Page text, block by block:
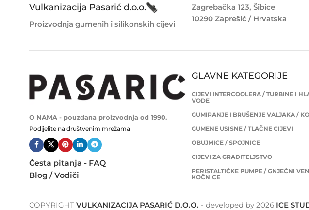
Vulkanizacija Pasarić d.o.o.
Proizvodnja gumenih i silikonskih cijevi
Zagrebačka 123, Šibice
10290 Zaprešić / Hrvatska
O NAMA - pouzdana proizvodnja od 1990.
Podijelite na društvenim mrežama
Česta pitanja - FAQ
Blog / Vodiči
GLAVNE KATEGORIJE
CIJEVI INTERCOOLERA / TURBINE I
VODE
GUMIRANJE I BRUŠENJE VALJAKA /
GUMENE USISNE / TLAČNE CIJEVI
OBUJMICE / SPOJNICE
CIJEVI ZA GRADITELJSTVO
PERISTALTIČKE PUMPE / GNJEČNI
KOČNICE
COPYRIGHT VULKANIZACIJA PASARIĆ D.O.O. - developed by 2026 ICE